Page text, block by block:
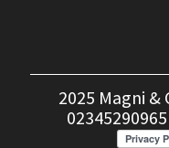
2025 Magni &